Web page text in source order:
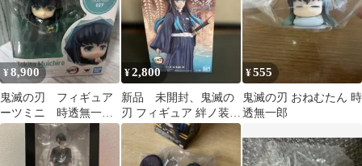
¥8,900
鬼滅の刃 フィギュア
ーツミニ 時透無一
郎 新品未開封
¥2,800
新品 未開封、鬼滅の
刃 フィギュア 絆ノ装
参拾参ノ型 時透無一郎
¥555
鬼滅の刃 おねむたん 時
透無一郎